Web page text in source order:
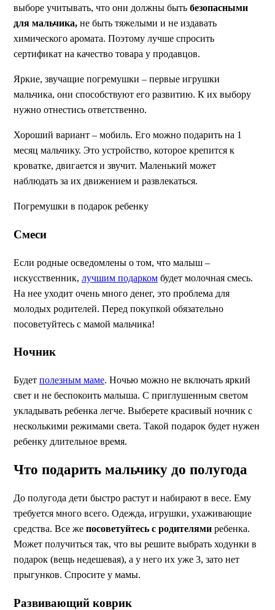
выборе учитывать, что они должны быть безопасными
для мальчика, не быть тяжелыми и не издавать
химического аромата. Поэтому лучше спросить
сертификат на качество товара у продавцов.
Яркие, звучащие погремушки – первые игрушки
мальчика, они способствуют его развитию. К их выбору
нужно отнестись ответственно.
Хороший вариант – мобиль. Его можно подарить на 1
месяц мальчику. Это устройство, которое крепится к
кроватке, двигается и звучит. Маленький может
наблюдать за их движением и развлекаться.
Погремушки в подарок ребенку
Смеси
Если родные осведомлены о том, что малыш –
искусственник, лучшим подарком будет молочная смесь.
На нее уходит очень много денег, это проблема для
молодых родителей. Перед покупкой обязательно
посоветуйтесь с мамой мальчика!
Ночник
Будет полезным маме. Ночью можно не включать яркий
свет и не беспокоить малыша. С приглушенным светом
укладывать ребенка легче. Выберете красивый ночник с
несколькими режимами света. Такой подарок будет нужен
ребенку длительное время.
Что подарить мальчику до полугода
До полугода дети быстро растут и набирают в весе. Ему
требуется много всего. Одежда, игрушки, ухаживающие
средства. Все же посоветуйтесь с родителями ребенка.
Может получиться так, что вы решите выбрать ходунки в
подарок (вещь недешевая), а у него их уже 3, зато нет
прыгунков. Спросите у мамы.
Развивающий коврик